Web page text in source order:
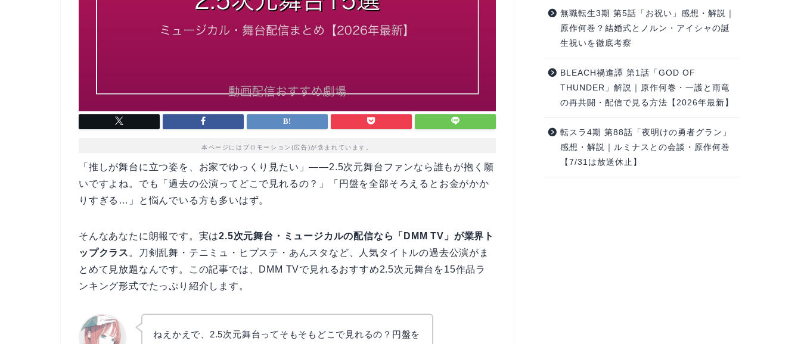
本ページにはプロモーション(広告)が含まれています。
「推しが舞台に立つ姿を、お家でゆっくり見たい」——2.5次元舞台ファンなら誰もが抱く願
いですよね。でも「過去の公演ってどこで見れるの？」「円盤を全部そろえるとお金がかか
りすぎる…」と悩んでいる方も多いはず。
そんなあなたに朗報です。実は2.5次元舞台・ミュージカルの配信なら「DMM TV」が業界ト
ップクラス 。刀剣乱舞・テニミュ・ヒプステ・あんスタなど、人気タイトルの過去公演がま
とめて見放題なんです。この記事では、DMM TVで見れるおすすめ2.5次元舞台を15作品ラ
ンキング形式でたっぷり紹介します。
ねえかえで、2.5次元舞台ってそもそもどこで見れるの？円盤を
無職転生3期 第5話「お祝い」感想・解説｜
原作何巻？結婚式とノルン・アイシャの誕
生祝いを徹底考察
BLEACH禍進譚 第1話「GOD OF
THUNDER」解説｜原作何巻・一護と雨竜
の再共闘・配信で見る方法【2026年最新】
転スラ4期 第88話「夜明けの勇者グラン」
感想・解説｜ルミナスとの会談・原作何巻
【7/31は放送休止】